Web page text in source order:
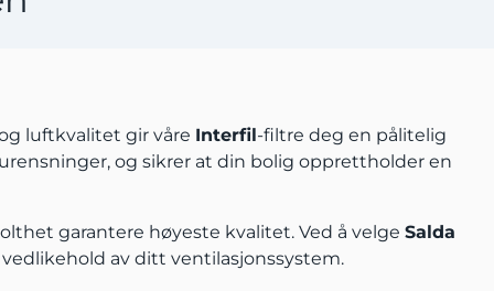
luftkvalitet gir våre Interfil-filtre deg en pålitelig
og sikrer at din bolig opprettholder en
garantere høyeste kvalitet. Ved å velge Salda
av ditt ventilasjonssystem.